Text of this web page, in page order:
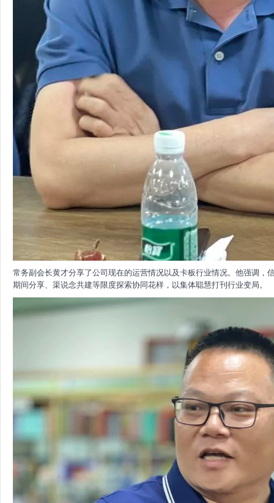
常务副会长黄才分享了公司现在的运营情况以及卡板行业情况。他强调，
期间分享、渠说念共建等限度探索协同花样，以集体聪慧打刊行业变局。